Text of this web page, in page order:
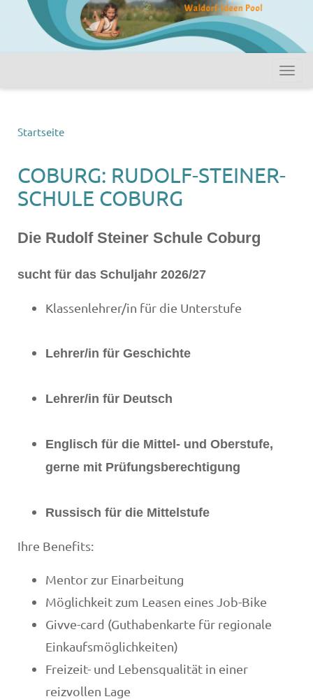
Startseite
COBURG: RUDOLF-STEINER-
SCHULE COBURG
Die Rudolf Steiner Schule Coburg
sucht für das Schuljahr 2026/27
Klassenlehrer/in für die Unterstufe
Lehrer/in für Geschichte
Lehrer/in für Deutsch
Englisch für die Mittel- und Oberstufe,
gerne mit Prüfungsberechtigung
Russisch für die Mittelstufe
Ihre Benefits:
Mentor zur Einarbeitung
Möglichkeit zum Leasen eines Job-Bike
Givve-card (Guthabenkarte für regionale
Einkaufsmöglichkeiten)
Freizeit- und Lebensqualität in einer
reizvollen Lage